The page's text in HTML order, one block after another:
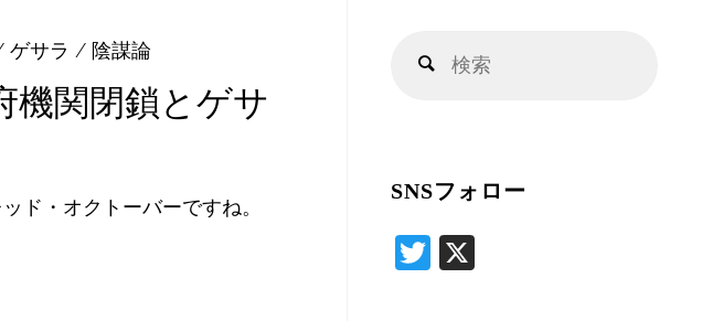
ゲサラ / 陰謀論
機関閉鎖とゲサ
ド・オクトーバーですね。
検
SNSフォロー
T